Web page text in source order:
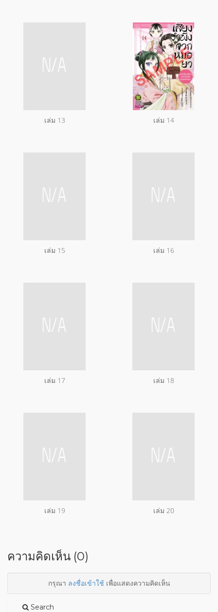
เล่ม 13 เล่ม 14
เล่ม 15 เล่ม 16
เล่ม 17 เล่ม 18
เล่ม 19 เล่ม 20
ความคิดเห็น (0)
กรุณา ลงชื่อเข้าใช้เพื่อแสดงความคิดเห็น
Search